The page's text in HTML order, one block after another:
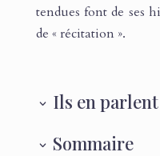
tendues font de ses
de « récitation ».
Ils en parlent
Sommaire